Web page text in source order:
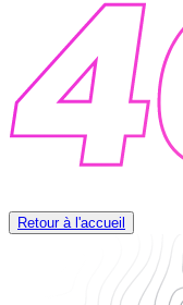
Retour à l'accueil